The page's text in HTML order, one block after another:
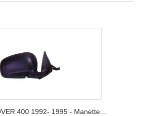
400 1992- 1995 - Manette...